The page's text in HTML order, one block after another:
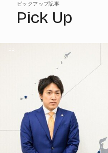
ピックアップ記事
Pick Up
PR